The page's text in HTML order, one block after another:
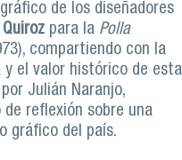
de los diseñadores
para la Polla
compartiendo con la
y el valor histórico de esta
Julián Naranjo,
reflexión sobre una
gráfico del país.